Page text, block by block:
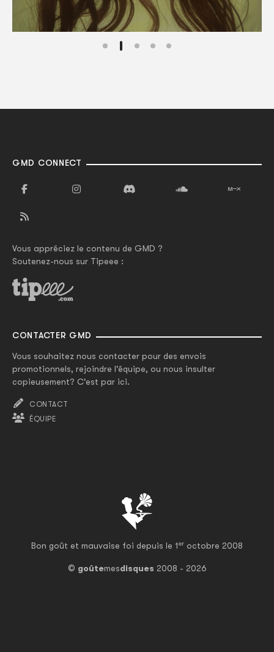
Bon goût et mauvaise foi depuis le 1er octobre 2008
© goûtemesdisques 2008 - 2026
GMD CONNECT
Vous appréciez le contenu de GMD ?
Soutenez-nous sur Tipeee :
CONTACTER GMD
Vous souhaitez nous contacter pour des envois
promotionnels, rejoindre l'équipe, ou nous insulter
copieusement? C'est par ici.
CONTACT
ÉQUIPE